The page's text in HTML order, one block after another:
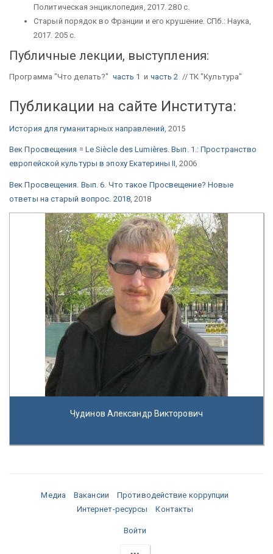
Политическая энциклопедия, 2017. 280 с.
Старый порядок во Франции и его крушение. СПб.: Наука,
2017. 205 с.
Публичные лекции, выступления:
Программа "Что делать?" часть 1 и часть 2 // ТК "Культура"
Публикации на сайте Института:
История для гуманитарных направлений , 2015
Век Просвещения = Le Siècle des Lumières. Вып. 1.: Пространство
европейской культуры в эпоху Екатерины II, 2006
Век Просвещения. Вып. 6. Что такое Просвещение? Новые
ответы на старый вопрос. 2018, 2018
Чудинов Александр Викторович
Медиа Вакансии
Противодействие коррупции
Интернет-ресурсы
Контакты
Войти